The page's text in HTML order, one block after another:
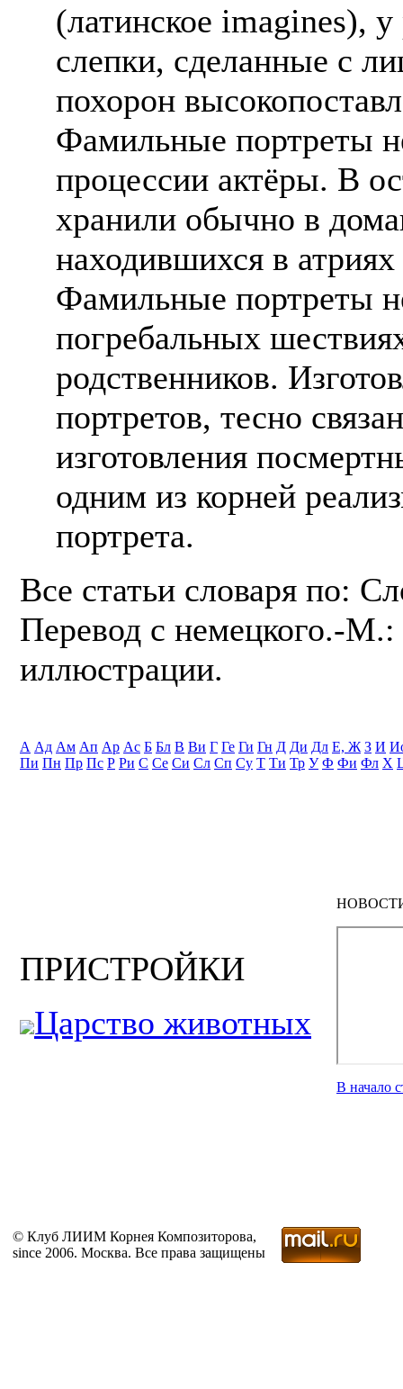
(латинское imagines),
слепки, сделанные с
похорон
Фамильные портреты
процессии актёры. В
хранили обычно в
находившихся в
Фамильные портреты
погребальных
родственников.
портретов, тесно
изготовления
одним из корней
портрета.
Все статьи словаря по:
Перевод с немецкого.-
иллюстрации.
А Ад Ам Ап Ар Ас Б Бл В Ви Г Ге Ги Гн Д Ди Дл Е, Ж З И
Пи Пн Пр Пс Р Ри С Се Си Сл Сп Су Т Ти Тр У Ф Фи Фл Х
ПРИСТРОЙКИ
Царство животных
В начало
© Клуб ЛИИМ Корнея Композиторова,
since 2006. Москва. Все права защищены